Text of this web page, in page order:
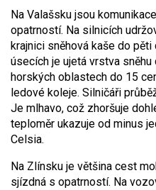
Na Valašsku jsou
opatrností. Na silnicích
krajnici sněhová kaše do
úsecích je ujetá vrstva
horských oblastech do 15
ledové koleje. Silničáři
Je mlhavo, což zhoršuje
teploměr ukazuje od minus
Celsia.
Na Zlínsku je většina cest
sjízdná s opatrností. Na